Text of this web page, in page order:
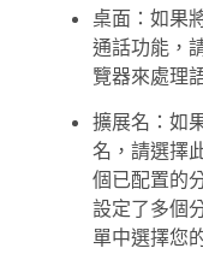
桌面 ：如果
通話功能，
覽器來處理
擴展名：如
名，請選擇
個已配置的
設定了多個
單中選擇您